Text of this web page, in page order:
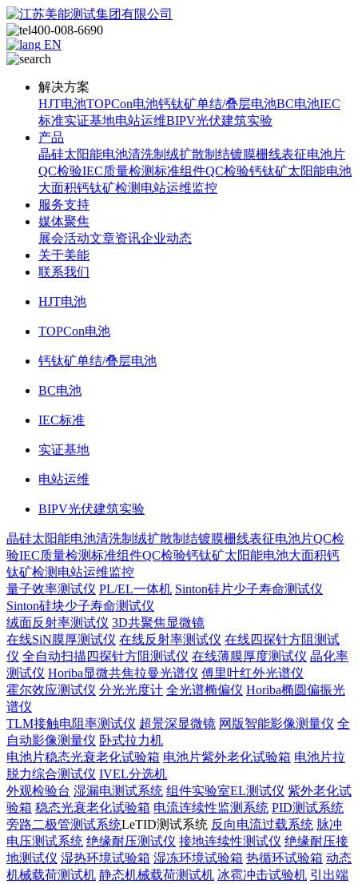
400-008-6690
EN
解决方案
HJT电池TOPCon电池钙钛矿单结/叠层电池BC电池IEC
标准实证基地电站运维BIPV光伏建筑实验
产品
晶硅太阳能电池清洗制绒扩散制结镀膜栅线表征电池片
QC检验IEC质量检测标准组件QC检验钙钛矿太阳能电池
大面积钙钛矿检测 电站运维监控
服务支持
媒体聚焦
展会活动文章资讯企业动态
关于美能
联系我们
HJT电池
TOPCon电池
钙钛矿单结/叠层电池
BC电池
IEC标准
实证基地
电站运维
BIPV光伏建筑实验
晶硅太阳能电池清洗制绒扩散制结镀膜栅线表征电池片QC检
验IEC质量检测标准组件QC检验钙钛矿太阳能电池大面积钙
钛矿检测 电站运维监控
量子效率测试仪 PL/EL一体机 Sinton硅片少子寿命测试仪
Sinton硅块少子寿命测试仪
绒面反射率测试仪 3D共聚焦显微镜
在线SiN膜厚测试仪 在线反射率测试仪 在线四探针方阻测试
仪 全自动扫描四探针方阻测试仪 在线薄膜厚度测试仪 晶化率
测试仪 Horiba显微共焦拉曼光谱仪 傅里叶红外光谱仪
霍尔效应测试仪 分光光度计 全光谱椭偏仪 Horiba椭圆偏振光
谱仪
TLM接触电阻率测试仪 超景深显微镜 网版智能影像测量仪 全
自动影像测量仪 卧式拉力机
电池片稳态光衰老化试验箱 电池片紫外老化试验箱 电池片拉
脱力综合测试仪 IVEL分选机
外观检验台 湿漏电测试系统 组件实验室EL测试仪 紫外老化试
验箱 稳态光衰老化试验箱 电流连续性监测系统 PID测试系统
旁路二极管测试系统LeTID测试系统 反向电流过载系统 脉冲
电压测试系统 绝缘耐压测试仪 接地连续性测试仪 绝缘耐压接
地测试仪 湿热环境试验箱 湿冻环境试验箱 热循环试验箱 动态
机械载荷测试机 静态机械载荷测试机 冰雹冲击试验机 引出端